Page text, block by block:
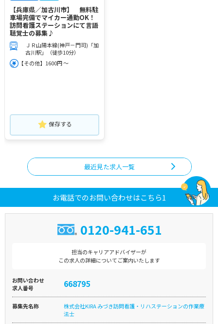
【兵庫県／加古川市】 無料駐
車場完備でマイカー通勤OK！
訪問看護ステーションにて言語
聴覚士の募集♪
ＪＲ山陽本線(神戸－門司)「加
古川駅」（徒歩10分）
【その他】1600円 ～
保存する
最近見た求人一覧
お電話でのお問い合わせはこちら1
0120-941-651
担当のキャリアアドバイザーが
この求人の詳細についてご案内いたします
お問い合わせ
求人番号
668795
募集先名称
株式会社KIRA みづき訪問看護・リハステーションの作業療
法士